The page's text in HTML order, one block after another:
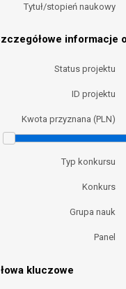
Tytuł/stopień naukowy
informacje
Status projektu
ID projektu
Kwota przyznana (PLN)
Typ konkursu
Konkurs
Grupa nauk
Panel
kluczowe